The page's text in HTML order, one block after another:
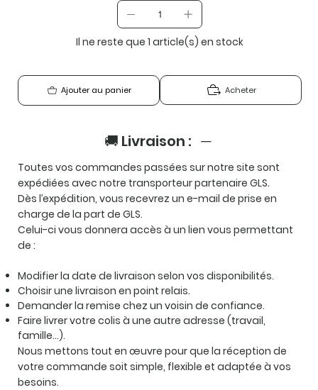
Il ne reste que 1 article(s) en stock
Ajouter au panier Acheter
🚚 Livraison :
Toutes vos commandes passées sur notre site sont
expédiées avec notre transporteur partenaire GLS.
Dès l’expédition, vous recevrez un e-mail de prise en
charge de la part de GLS.
Celui-ci vous donnera accès à un lien vous permettant
de :
Modifier la date de livraison selon vos disponibilités.
Choisir une livraison en point relais.
Demander la remise chez un voisin de confiance.
Faire livrer votre colis à une autre adresse (travail,
famille…).
Nous mettons tout en œuvre pour que la réception de
votre commande soit simple, flexible et adaptée à vos
besoins.